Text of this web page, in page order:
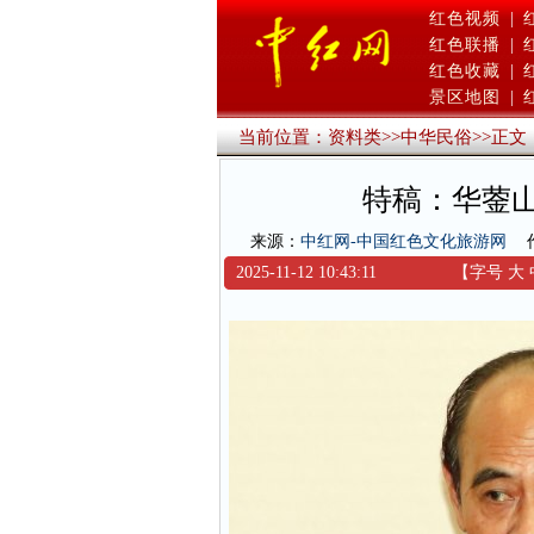
红色视频 |
红色联播
红色收藏
景区地图
当前位置：资料类>>中华民俗>>正文
特稿：华蓥
来源： 中红网-中国红色文化旅游网
2025-11-12 10:43:11
【字号 大